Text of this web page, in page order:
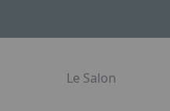
Le Salon